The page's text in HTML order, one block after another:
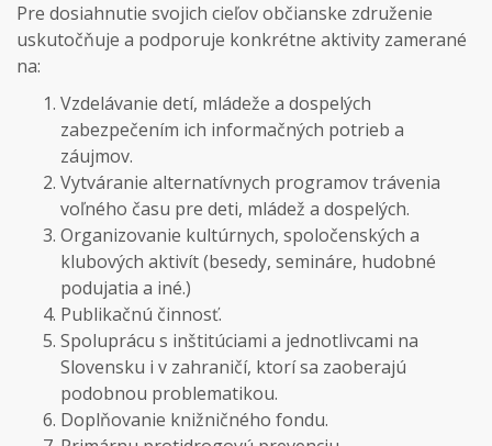
Pre dosiahnutie svojich cieľov občianske združenie
uskutočňuje a podporuje konkrétne aktivity zamerané
na:
Vzdelávanie detí, mládeže a dospelých
zabezpečením ich informačných potrieb a
záujmov.
Vytváranie alternatívnych programov trávenia
voľného času pre deti, mládež a dospelých.
Organizovanie kultúrnych, spoločenských a
klubových aktivít (besedy, semináre, hudobné
podujatia a iné.)
Publikačnú činnosť.
Spoluprácu s inštitúciami a jednotlivcami na
Slovensku i v zahraničí, ktorí sa zaoberajú
podobnou problematikou.
Doplňovanie knižničného fondu.